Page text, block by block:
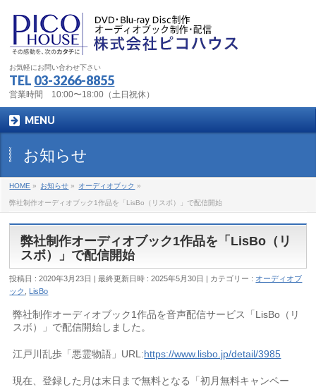
お気軽にお問い合わせ下さい
TEL 03-3266-8855
営業時間 10:00〜18:00（土日祝休）
MENU
お知らせ
HOME » お知らせ » オーディオブック »
弊社制作オーディオブック1作品を「LisBo（リスボ）」で配信開始
弊社制作オーディオブック1作品を「LisBo（リ
スボ）」で配信開始
投稿日 : 2020年3月23日 最終更新日時 : 2025年5月30日 カテゴリー : オーディオブ
ック
LisBo
弊社制作オーディオブック1作品を音声配信サービス「LisBo（リ
スボ）」で配信開始しました。
江戸川乱歩「悪霊物語」URL:https://www.lisbo.jp/detail/3985
現在、登録した月は末日まで無料となる「初月無料キャンペー